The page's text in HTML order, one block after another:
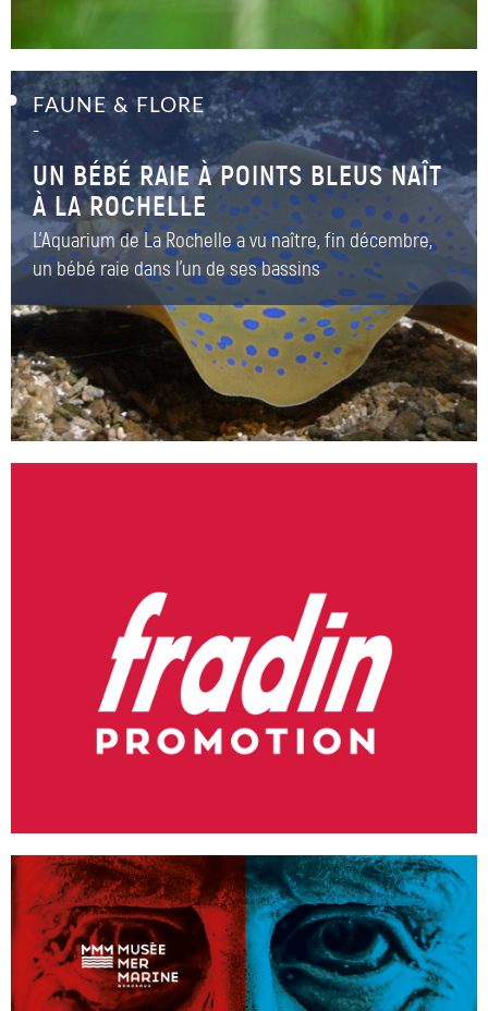
FAUNE & FLORE
–
UN BÉBÉ RAIE À POINTS BLEUS NAÎT
À LA ROCHELLE
L'Aquarium de La Rochelle a vu naître, fin décembre,
un bébé raie dans l'un de ses bassins